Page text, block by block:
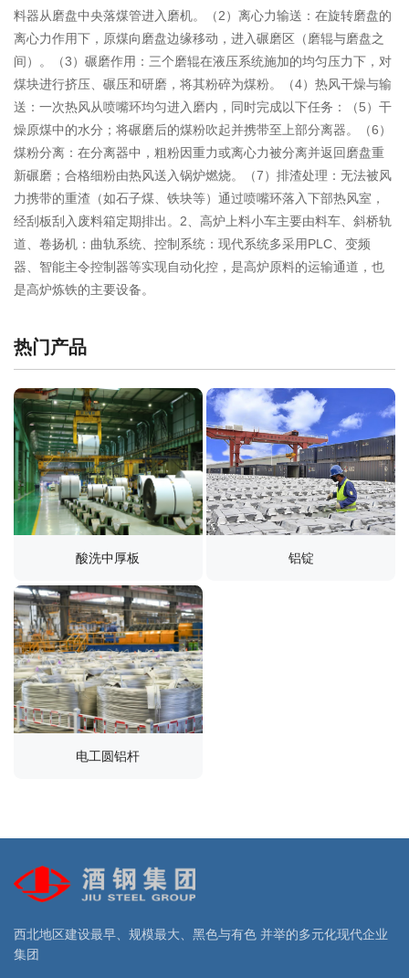
料器从磨盘中央落煤管进入磨机。‌（2）离心力输送‌：在旋转磨盘的
离心力作用下，原煤向磨盘边缘移动，进入碾磨区（磨辊与磨盘之
间）。‌（3）碾磨作用‌：三个磨辊在液压系统施加的均匀压力下，对
煤块进行‌挤压、碾压和研磨‌，将其粉碎为煤粉。‌（4）热风干燥与输
送‌：一次热风从喷嘴环均匀进入磨内，同时完成以下任务：（5）干
燥原煤中的水分；将碾磨后的煤粉吹起并携带至上部分离器。‌（6）
煤粉分离‌：在分离器中，粗粉因重力或离心力被分离并返回磨盘重
新碾磨；合格细粉由热风送入锅炉燃烧。‌（7）排渣处理‌：无法被风
力携带的重渣（如石子煤、铁块等）通过喷嘴环落入下部热风室，
经刮板刮入废料箱定期排出。2、高炉上料小车主要由料车‌、斜桥轨
道‌、卷扬机‌：曲轨系统‌、控制系统‌：现代系统多采用PLC、变频
器、智能主令控制器等实现自动化控，是高炉原料的运输通道，也
是高炉炼铁的主要设备。
热门产品
酸洗中厚板 铝锭
电工圆铝杆
西北地区建设最早、规模最大、黑色与有色 并举的多元化现代企业
集团